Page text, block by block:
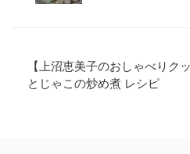
【上沼恵美子のおしゃべりク
とじゃこの炒め煮 レシピ